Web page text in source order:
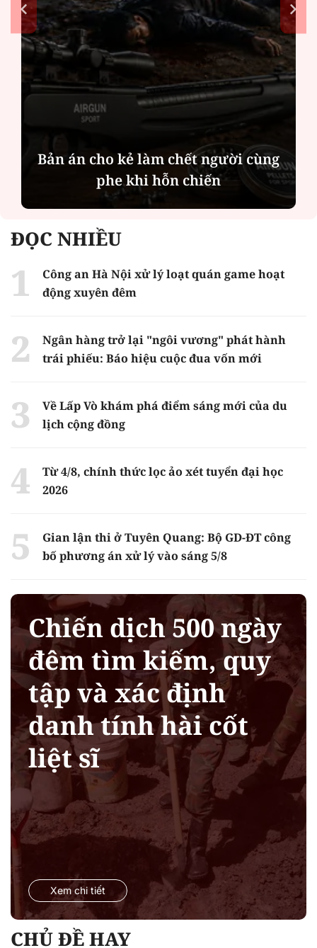
Bản án cho kẻ làm chết người cùng
phe khi hỗn chiến
ĐỌC NHIỀU
Công an Hà Nội xử lý loạt quán game hoạt
động xuyên đêm
Ngân hàng trở lại "ngôi vương" phát hành
trái phiếu: Báo hiệu cuộc đua vốn mới
Về Lấp Vò khám phá điểm sáng mới của du
lịch cộng đồng
Từ 4/8, chính thức lọc ảo xét tuyển đại học
2026
Gian lận thi ở Tuyên Quang: Bộ GD-ĐT công
bố phương án xử lý vào sáng 5/8
Chiến dịch 500 ngày
đêm tìm kiếm, quy
tập và xác định
danh tính hài cốt
liệt sĩ
Xem chi tiết
CHỦ ĐỀ HAY